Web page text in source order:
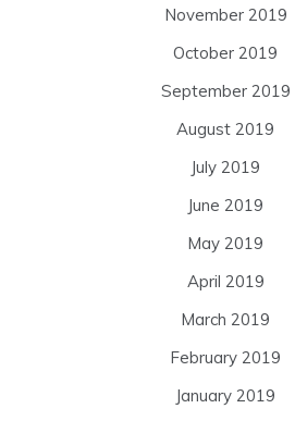
November 2019
October 2019
September 2019
August 2019
July 2019
June 2019
May 2019
April 2019
March 2019
February 2019
January 2019